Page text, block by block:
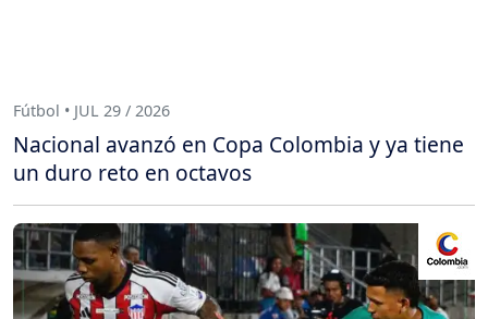
Fútbol • JUL 29 / 2026
Nacional avanzó en Copa Colombia y ya tiene
un duro reto en octavos